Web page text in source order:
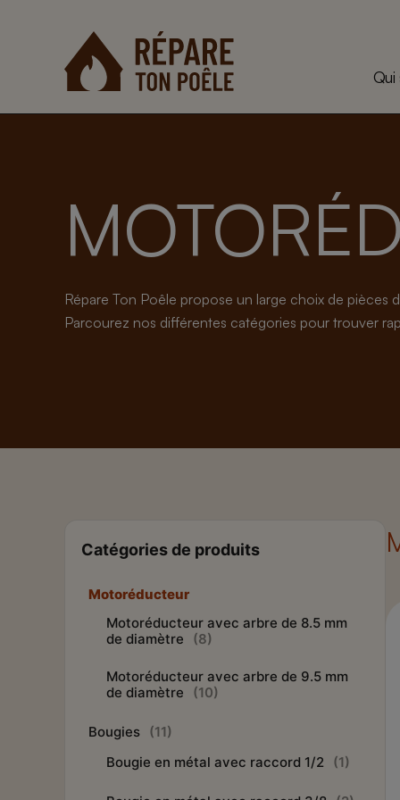
Répare Ton Poêle propose un large choix de pièces
Parcourez nos différentes catégories pour trouver
Catégories de produits
Motoréducteur
Motoréducteur avec arbre de 8.5 mm
de diamètre
(8)
Motoréducteur avec arbre de 9.5 mm
de diamètre
(10)
Bougies (11)
Bougie en métal avec raccord 1/2 (1)